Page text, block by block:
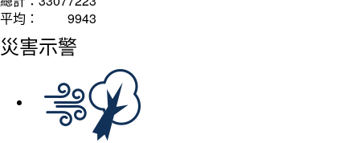
平均：
9943
災害示警